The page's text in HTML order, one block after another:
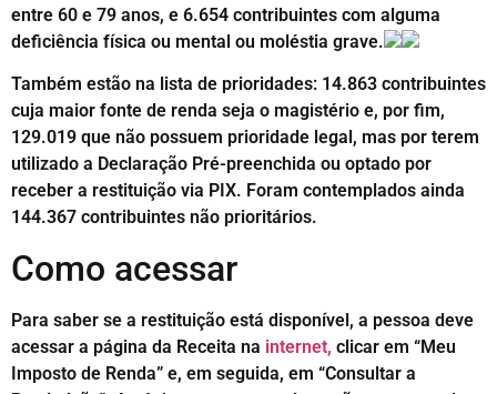
entre 60 e 79 anos, e 6.654 contribuintes com alguma
deficiência física ou mental ou moléstia grave.
Também estão na lista de prioridades: 14.863 contribuintes
cuja maior fonte de renda seja o magistério e, por fim,
129.019 que não possuem prioridade legal, mas por terem
utilizado a Declaração Pré-preenchida ou optado por
receber a restituição via PIX. Foram contemplados ainda
144.367 contribuintes não prioritários.
Como acessar
Para saber se a restituição está disponível, a pessoa deve
acessar a página da Receita na internet, clicar em “Meu
Imposto de Renda” e, em seguida, em “Consultar a